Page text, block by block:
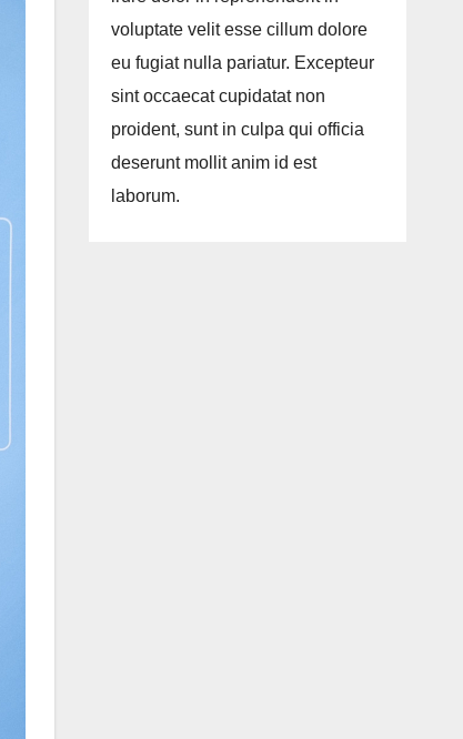
voluptate velit esse cillum dolore
eu fugiat nulla pariatur. Excepteur
sint occaecat cupidatat non
proident, sunt in culpa qui officia
deserunt mollit anim id est
laborum.